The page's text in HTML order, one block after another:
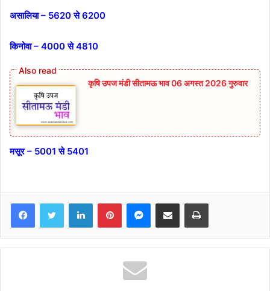
असालिया – 5620 से 6200
किनोवा – 4000 से 4810
कृषि उपज मंडी सीतामऊ भाव 06 अगस्त 2026 गुरुवार
मसूर – 5001 से 5401
FacebookTwitter LinkedInPinterestMessenger
Share via Email Print